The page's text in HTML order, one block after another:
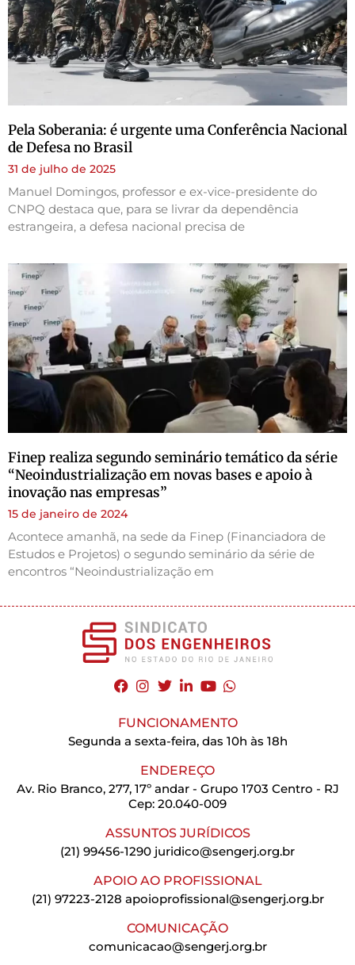
Pela Soberania: é urgente uma Conferência Nacional
de Defesa no Brasil
31 de julho de 2025
Manuel Domingos, professor e ex-vice-presidente do
CNPQ destaca que, para se livrar da dependência
estrangeira, a defesa nacional precisa de
Finep realiza segundo seminário temático da série
“Neoindustrialização em novas bases e apoio à
inovação nas empresas”
15 de janeiro de 2024
Acontece amanhã, na sede da Finep (Financiadora de
Estudos e Projetos) o segundo seminário da série de
encontros “Neoindustrialização em
FUNCIONAMENTO
Segunda a sexta-feira, das 10h às 18h
ENDEREÇO
Av. Rio Branco, 277, 17º andar - Grupo 1703 Centro - RJ
Cep: 20.040-009
ASSUNTOS JURÍDICOS
(21) 99456-1290 juridico@sengerj.org.br
APOIO AO PROFISSIONAL
(21) 97223-2128 apoioprofissional@sengerj.org.br
COMUNICAÇÃO
comunicacao@sengerj.org.br